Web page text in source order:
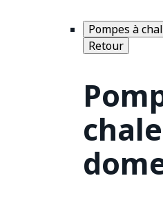
Pompes à
Retour